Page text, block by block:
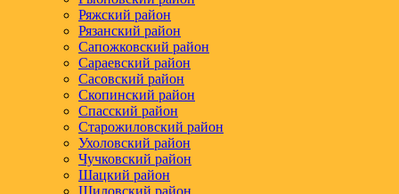
Ряжский район
Рязанский район
Сапожковский район
Сараевский район
Сасовский район
Скопинский район
Спасский район
Старожиловский район
Ухоловский район
Чучковский район
Шацкий район
Шиловский район